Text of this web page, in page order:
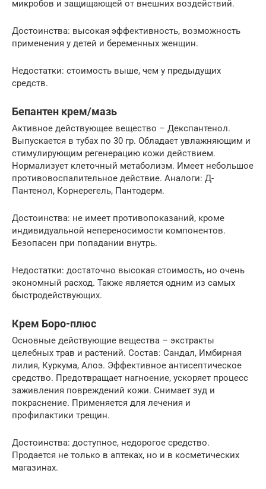
микробов и защищающей от внешних воздействий.
Достоинства: высокая эффективность, возможность
применения у детей и беременных женщин.
Недостатки: стоимость выше, чем у предыдущих
средств.
Бепантен крем/мазь
Активное действующее вещество – Декспантенол.
Выпускается в тубах по 30 гр. Обладает увлажняющим и
стимулирующим регенерацию кожи действием.
Нормализует клеточный метаболизм. Имеет небольшое
противовоспалительное действие. Аналоги: Д-
Пантенол, Корнерегель, Пантодерм.
Достоинства: не имеет противопоказаний, кроме
индивидуальной непереносимости компонентов.
Безопасен при попадании внутрь.
Недостатки: достаточно высокая стоимость, но очень
экономный расход. Также является одним из самых
быстродействующих.
Крем Боро-плюс
Основные действующие вещества – экстракты
целебных трав и растений. Состав: Сандал, Имбирная
лилия, Куркума, Алоэ. Эффективное антисептическое
средство. Предотвращает нагноение, ускоряет процесс
заживления повреждений кожи. Снимает зуд и
покраснение. Применяется для лечения и
профилактики трещин.
Достоинства: доступное, недорогое средство.
Продается не только в аптеках, но и в косметических
магазинах.